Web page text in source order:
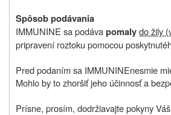
Spôsob podávania
IMMUNINE sa podávapomalydo žily
pripravení roztoku pomocou
Pred podaním sa IMMUNINEnesmie
Mohlo by to zhoršiť jeho účinnosť a
Prísne, prosím, dodržiavajte pokyny